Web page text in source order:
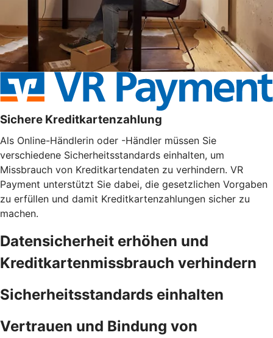
Sichere Kreditkartenzahlung
Als Online-Händlerin oder -Händler müssen Sie
verschiedene Sicherheitsstandards einhalten, um
Missbrauch von Kreditkartendaten zu verhindern. VR
Payment unterstützt Sie dabei, die gesetzlichen Vorgaben
zu erfüllen und damit Kreditkartenzahlungen sicher zu
machen.
Datensicherheit erhöhen und
Kreditkartenmissbrauch verhindern
Sicherheitsstandards einhalten
Vertrauen und Bindung von